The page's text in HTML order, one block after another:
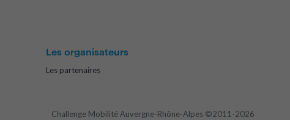
Les organisateurs
Les partenaires
Challenge Mobilité Auvergne-Rhône-Alpes ©2011-2026